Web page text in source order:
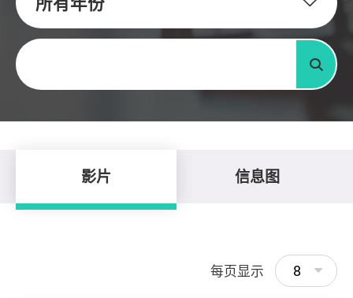
关键字
搜寻
影片 信息图
每页显示 8